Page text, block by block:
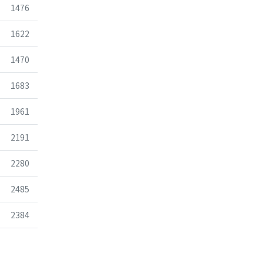
조회
1476
조회
1622
조회
1470
조회
1683
조회
1961
조회
2191
조회
2280
조회
2485
조회
2384